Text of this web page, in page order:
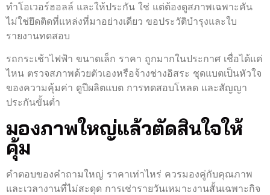
ทำโอเวอร์ฮอลล์ และให้ประกัน ใช่ แต่ต้องดูสภาพเฉพาะคัน
ไม่ใช่ยึดติดที่แหล่งที่มาอย่างเดียว ขอประวัติบำรุงและใบ
รายงานทดสอบ
รถกระเช้าไฟฟ้า ขนาดเล็ก ราคา ถูกมากในประกาศ เชื่อได้แค่
ไหน ตรวจสภาพด้วยตัวเองหรือจ้างช่างอิสระ ชุดแบตเป็นหัวใจ
ของความคุ้มค่า ดูปีผลิตแบต การทดสอบโหลด และสัญญา
ประกันขั้นต่ำ
มองภาพใหญ่แล้วตัดสินใจให้
คุ้ม
คำตอบของคำถามใหญ่ ราคาเท่าไหร่ ควรมองคู่กับคุณภาพ
และเวลางานที่ไม่สะดุด การเช่ารายวันเหมาะงานสั้นเฉพาะกิจ